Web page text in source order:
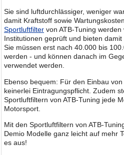
Sie sind luftdurchlässiger, weniger
damit Kraftstoff sowie
Sportluftfilter von ATB-Tuning
Institutionen geprüft und bieten
Sie müssen erst nach 40.000 bis
werden - und können danach im
verwendet werden.
Ebenso bequem: Für den Einbau
keinerlei Eintragungspflicht. Zudem
Sportluftfiltern von ATB-Tuning jede
Motorsport.
Mit den Sportluftfiltern von ATB-
Demio Modelle ganz leicht auf mehr
es aus!